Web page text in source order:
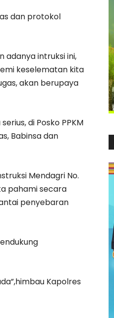
dan protokol
adanya intruksi ini,
keselematan kita
akan berupaya
di Posko PPKM
Babinsa dan
Mendagri No.
pahami secara
penyebaran
Kapolres